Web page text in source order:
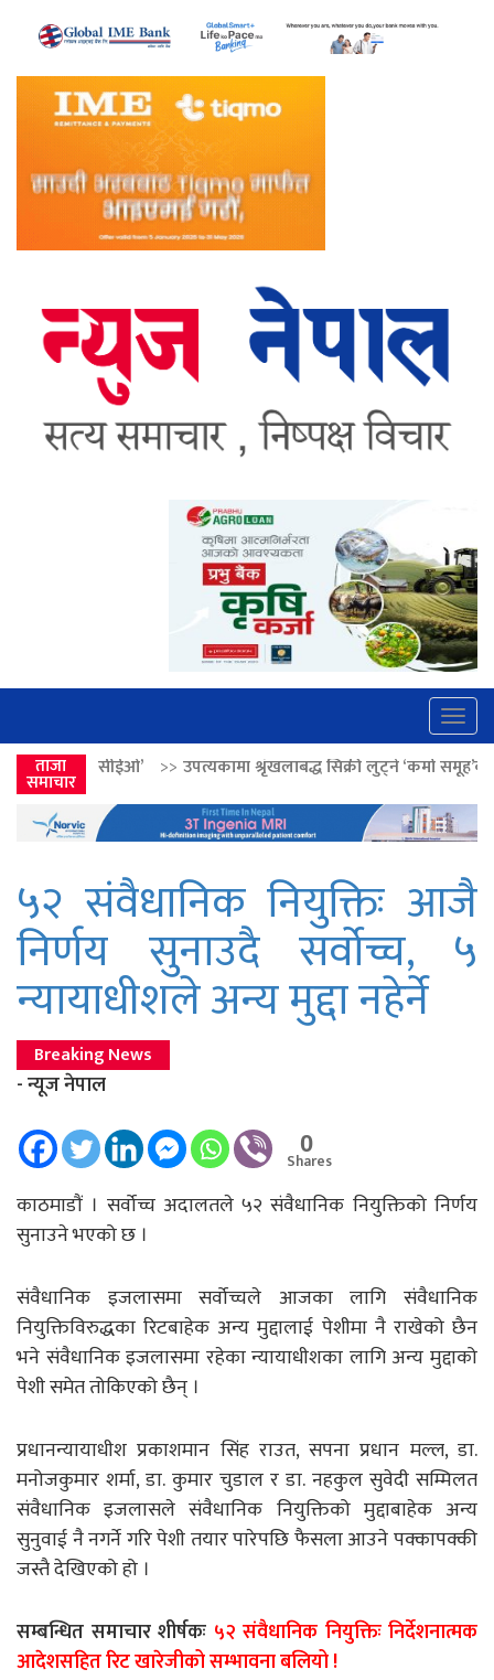
ताजा
समाचार
उपत्यकामा श्रृंखलाबद्ध सिक्री लुट्ने ‘कर्मा समूह’का नाइकेसहित पाँच पक्राउ
५२ संवैधानिक नियुक्तिः आजै
निर्णय सुनाउदै सर्वोच्च, ५
न्यायाधीशले अन्य मुद्दा नहेर्ने
Breaking News
- न्यूज नेपाल
0
Shares
काठमाडाैं । सर्वोच्च अदालतले ५२ संवैधानिक नियुक्तिको निर्णय
सुनाउने भएको छ ।
संवैधानिक इजलासमा सर्वोच्चले आजका लागि संवैधानिक
नियुक्तिविरुद्धका रिटबाहेक अन्य मुद्दालाई पेशीमा नै राखेको छैन
भने संवैधानिक इजलासमा रहेका न्यायाधीशका लागि अन्य मुद्दाको
पेशी समेत तोकिएको छैन् ।
प्रधानन्यायाधीश प्रकाशमान सिंह राउत, सपना प्रधान मल्ल, डा.
मनोजकुमार शर्मा, डा. कुमार चुडाल र डा. नहकुल सुवेदी सम्मिलत
संवैधानिक इजलासले संवैधानिक नियुक्तिको मुद्दाबाहेक अन्य
सुनुवाई नै नगर्ने गरि पेशी तयार पारेपछि फैसला आउने पक्कापक्की
जस्तै देखिएको हो ।
सम्बन्धित समाचार शीर्षकः ५२ संवैधानिक नियुक्तिः निर्देशनात्मक
आदेशसहित रिट खारेजीको सम्भावना बलियो !